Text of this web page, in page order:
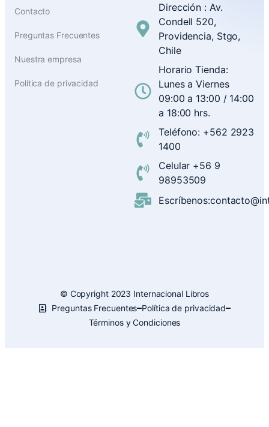
Contacto
Preguntas Frecuentes
Nuestra empresa
Política de privacidad
Dirección : Av.
Condell 520,
Providencia, Stgo,
Chile
Horario Tienda:
Lunes a Viernes
09:00 a 13:00 / 14:00
a 18:00 hrs.
Teléfono: +562 2923
1400
Celular +56 9
98953509
© Copyright 2023 Internacional Libros
Preguntas Frecuentes Política de privacidad
Términos y Condiciones